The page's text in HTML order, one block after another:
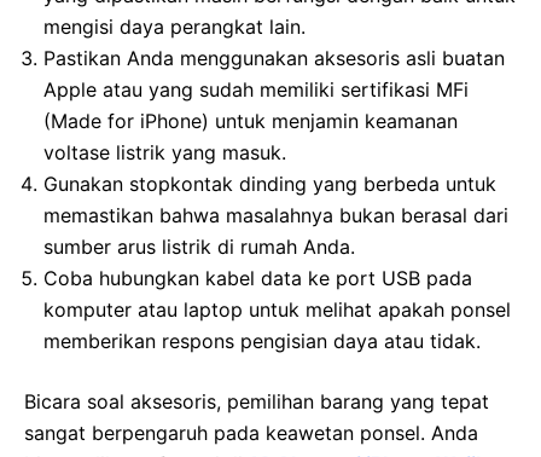
mengisi daya perangkat lain.
Pastikan Anda menggunakan aksesoris asli buatan
Apple atau yang sudah memiliki sertifikasi MFi
(Made for iPhone) untuk menjamin keamanan
voltase listrik yang masuk.
Gunakan stopkontak dinding yang berbeda untuk
memastikan bahwa masalahnya bukan berasal dari
sumber arus listrik di rumah Anda.
Coba hubungkan kabel data ke port USB pada
komputer atau laptop untuk melihat apakah ponsel
memberikan respons pengisian daya atau tidak.
Bicara soal aksesoris, pemilihan barang yang tepat
sangat berpengaruh pada keawetan ponsel. Anda